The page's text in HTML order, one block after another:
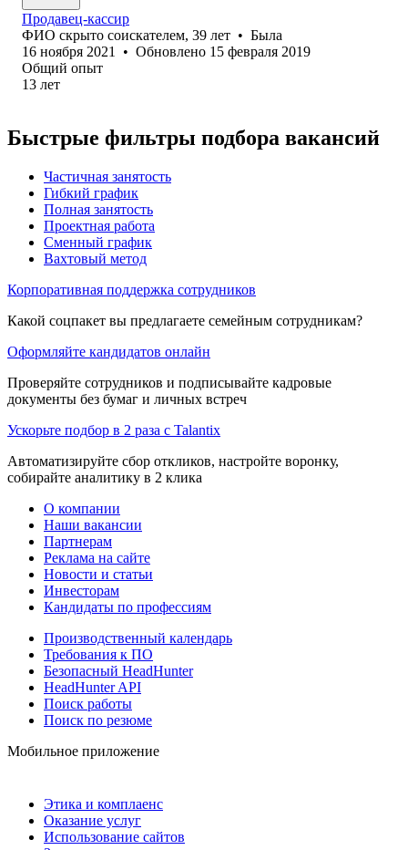
Продавец-кассир
ФИО скрыто соискателем, 39 лет • Была
16 ноября 2021
• Обновлено 15 февраля 2019
Общий опыт
13 лет
Быстрые фильтры подбора вакансий
Частичная занятость
Гибкий график
Полная занятость
Проектная работа
Сменный график
Вахтовый метод
Корпоративная поддержка сотрудников
Какой соцпакет вы предлагаете семейным сотрудникам?
Оформляйте кандидатов онлайн
Проверяйте сотрудников и подписывайте кадровые
документы без бумаг и личных встреч
Ускорьте подбор в 2 раза с Talantix
Автоматизируйте сбор откликов, настройте воронку,
собирайте аналитику в 2 клика
О компании
Наши вакансии
Партнерам
Реклама на сайте
Новости и статьи
Инвесторам
Кандидаты по профессиям
Производственный календарь
Требования к ПО
Безопасный HeadHunter
HeadHunter API
Поиск работы
Поиск по резюме
Мобильное приложение
Этика и комплаенс
Оказание услуг
Использование сайтов